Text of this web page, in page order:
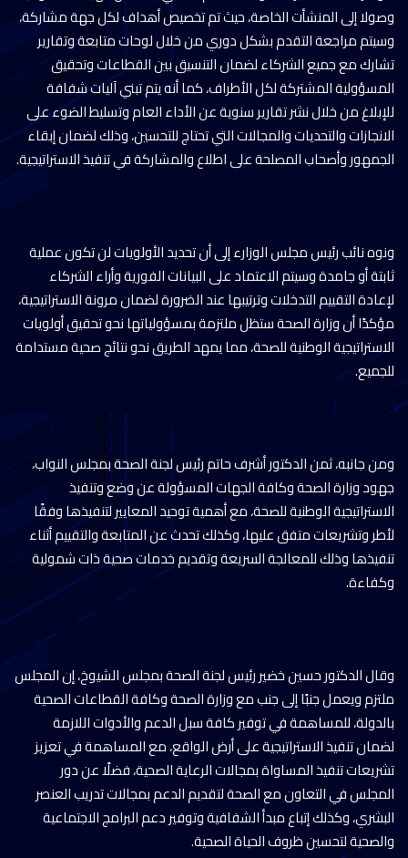
وصولا إلى المنشأت الخاصة، حيث تم تخصيص أهداف لكل جهة مشاركة،
وسيتم مراجعة التقدم بشكل دوري من خلال لوحات متابعة وتقارير
تشارك مع جميع الشركاء لضمان التنسيق بين القطاعات وتحقيق
المسؤولية المشتركة لكل الأطراف، كما أنه يتم تبني آليات شفافة
للإبلاغ من خلال نشر تقارير سنوية عن الأداء العام وتسليط الضوء على
الانجازات والتحديات والمجالات التي تحتاج للتحسين، وذلك لضمان إبقاء
الجمهور وأصحاب المصلحة على اطلاع والمشاركة في تنفيذ الاستراتيجية.
ونوه نائب رئيس مجلس الوزارء إلى أن تحديد الأولويات لن تكون عملية
ثابتة أو جامدة وسيتم الاعتماد على البيانات الفورية وأراء الشركاء
لإعادة التقييم التدخلات وترتيبها عند الضرورة لضمان مرونة الاستراتيجية،
مؤكدًا أن وزارة الصحة ستظل ملتزمة بمسؤولياتها نحو تحقيق أولويات
الاستراتيجية الوطنية للصحة، مما يمهد الطريق نحو نتائج صحية مستدامة
للجميع.
ومن جانبه، ثمن الدكتور أشرف حاتم رئيس لجنة الصحة بمجلس النواب،
جهود وزارة الصحة وكافة الجهات المسؤولة عن وضع وتنفيذ
الاستراتيجية الوطنية للصحة، مع أهمية توحيد المعايير لتنفيذها وفقًا
لأطر وتشريعات متفق عليها، وكذلك تحدث عن المتابعة والتقييم أثناء
تنفيذها وذلك للمعالجة السريعة وتقديم خدمات صحية ذات شمولية
وكفاءة.
وقال الدكتور حسين خضير رئيس لجنة الصحة بمجلس الشيوخ، إن المجلس
ملتزم ويعمل جنبًا إلى جنب مع وزارة الصحة وكافة القطاعات الصحية
بالدولة، للمساهمة في توفير كافة سبل الدعم والأدوات اللازمة
لضمان تنفيذ الاستراتيجية على أرض الواقع، مع المساهمة في تعزيز
تشريعات تنفيذ المساواة بمجالات الرعاية الصحية، فضلًا عن دور
المجلس في التعاون مع الصحة لتقديم الدعم بمجالات تدريب العنصر
البشري، وكذلك إتباع مبدأ الشفافية وتوفير دعم البرامج الاجتماعية
والصحية لتحسين ظروف الحياة الصحية.